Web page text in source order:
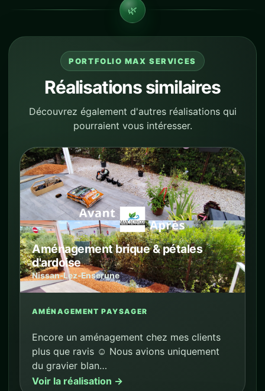
🌿
PORTFOLIO MAX SERVICES
Réalisations similaires
Découvrez également d'autres réalisations qui
pourraient vous intéresser.
Aménagement brique & pétales
d'ardoise
Nissan-Lez-Enserune
AMÉNAGEMENT PAYSAGER
Encore un aménagement chez mes clients
plus que ravis ☺️ Nous avions uniquement
du gravier blan…
Voir la réalisation →